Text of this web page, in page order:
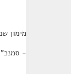
מימון
-